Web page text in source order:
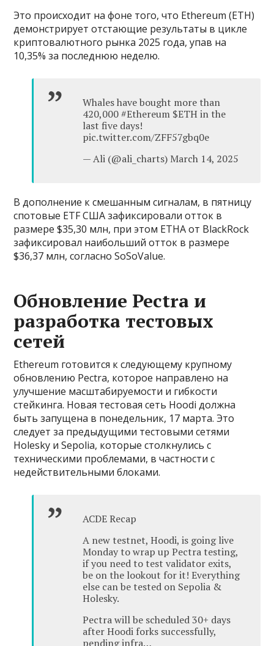
Это происходит на фоне того, что Ethereum (ETH)
демонстрирует отстающие результаты в цикле
криптовалютного рынка 2025 года, упав на
10,35% за последнюю неделю.
Whales have bought more than
420,000 #Ethereum $ETH in the
last five days!
pic.twitter.com/ZFF57gbq0e
— Ali (@ali_charts) March 14, 2025
В дополнение к смешанным сигналам, в пятницу
спотовые ETF США зафиксировали отток в
размере $35,30 млн, при этом ETHA от BlackRock
зафиксировал наибольший отток в размере
$36,37 млн, согласно SoSoValue.
Обновление Pectra и
разработка тестовых
сетей
Ethereum готовится к следующему крупному
обновлению Pectra, которое направлено на
улучшение масштабируемости и гибкости
стейкинга. Новая тестовая сеть Hoodi должна
быть запущена в понедельник, 17 марта. Это
следует за предыдущими тестовыми сетями
Holesky и Sepolia, которые столкнулись с
техническими проблемами, в частности с
недействительными блоками.
ACDE Recap
A new testnet, Hoodi, is going live
Monday to wrap up Pectra testing,
if you need to test validator exits,
be on the lookout for it! Everything
else can be tested on Sepolia &
Holesky.
Pectra will be scheduled 30+ days
after Hoodi forks successfully,
pending infra…